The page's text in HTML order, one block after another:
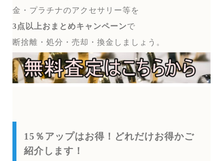
金・プラチナのアクセサリー等を
3点以上おまとめキャンペーンで
断捨離・処分・売却・換金しましょう。
15％アップはお得！どれだけお得かご
紹介します！